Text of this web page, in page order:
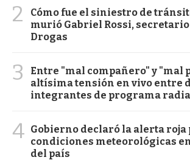
2
Cómo fue el siniestro de
murió Gabriel Rossi,
Drogas
3
Entre "mal compañero" y "mal
altísima tensión en vivo entre
integrantes de programa
4 Gobierno declaró la alerta roja
condiciones meteorológicas
del país